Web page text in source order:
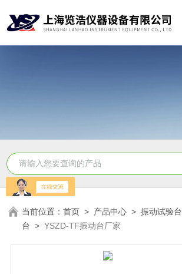
当前位置：首页 > 产品中心 >振动试验台
台 >YSZD-TF振动台厂家